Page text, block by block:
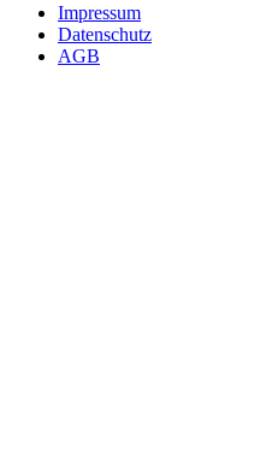
Impressum
Datenschutz
AGB